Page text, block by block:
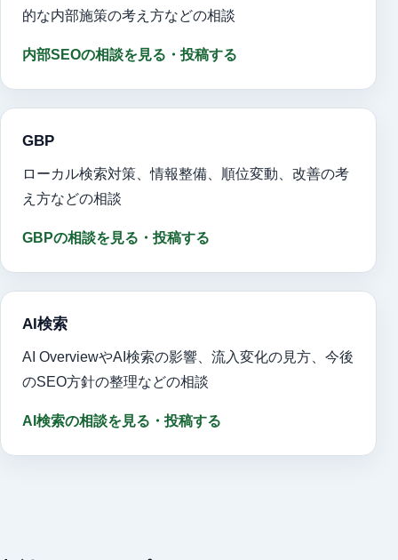
的な内部施策の考え方などの相談
内部SEOの相談を見る・投稿する
GBP
ローカル検索対策、情報整備、順位変動、改善の考
え方などの相談
GBPの相談を見る・投稿する
AI検索
AI OverviewやAI検索の影響、流入変化の見方、今後
のSEO方針の整理などの相談
AI検索の相談を見る・投稿する